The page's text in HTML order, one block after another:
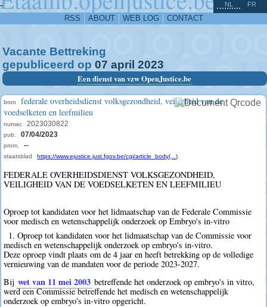
-
RSS ABOUT WEB LOG CONTACT
NL FR
Vacante Bettreking
gepubliceerd op 07 april 2023
Een dienst van vzw OpenJustice.be
bron
federale overheidsdienst volksgezondheid, veiligheid van de
voedselketen en leefmilieu
numac 2023030822
pub. 07/04/2023
prom. --
staatsblad https://www.ejustice.just.fgov.be/cgi/article_body(...)
FEDERALE OVERHEIDSDIENST VOLKSGEZONDHEID,
VEILIGHEID VAN DE VOEDSELKETEN EN LEEFMILIEU
Oproep tot kandidaten voor het lidmaatschap van de Federale Commissie
voor medisch en wetenschappelijk onderzoek op Embryo's in-vitro
1. Oproep tot kandidaten voor het lidmaatschap van de Commissie voor
medisch en wetenschappelijk onderzoek op embryo's in-vitro.
Deze oproep vindt plaats om de 4 jaar en heeft betrekking op de volledige
vernieuwing van de mandaten voor de periode 2023-2027.
Bij wet van 11 mei 2003 betreffende het onderzoek op embryo's in vitro,
werd een Commissie betreffende het medisch en wetenschappelijk
onderzoek op embryo's in-vitro opgericht.
^